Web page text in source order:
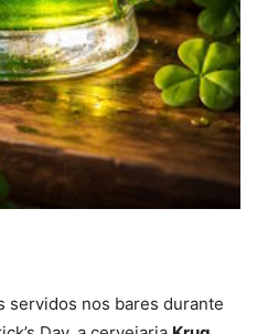
servidos nos bares durante